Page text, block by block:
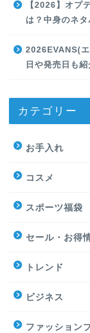
【2026】オプ
は？中身のネタ
2026EVANS(
日や発売日も紹
カテゴリー
お手入れ
コスメ
スポーツ福袋
セール・お得
トレンド
ビジネス
ファッション